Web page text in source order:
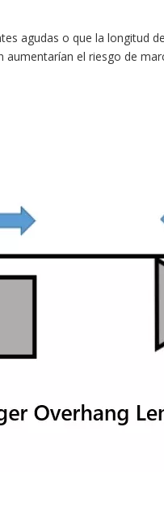
agudas o que la longitud
el riesgo de